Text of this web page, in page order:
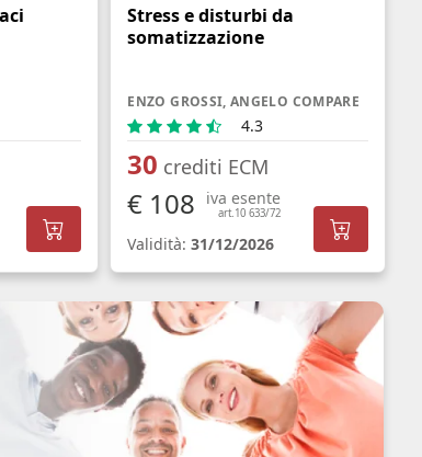
Stress e disturbi da
somatizzazione
ENZO GROSSI, ANGELO COMPARE
4.3
30 crediti ECM
€ 108 iva esente
art.10 633/72
Validità:31/12/2026